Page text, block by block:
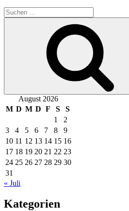
Suchen
nach:
August 2026
M D M D F S
S
1
2
3
4 5 6 7 8
9
10 11 12 13 14 15 16
17 18 19 20 21 22 23
24 25 26 27 28 29 30
31
« Juli
Kategorien